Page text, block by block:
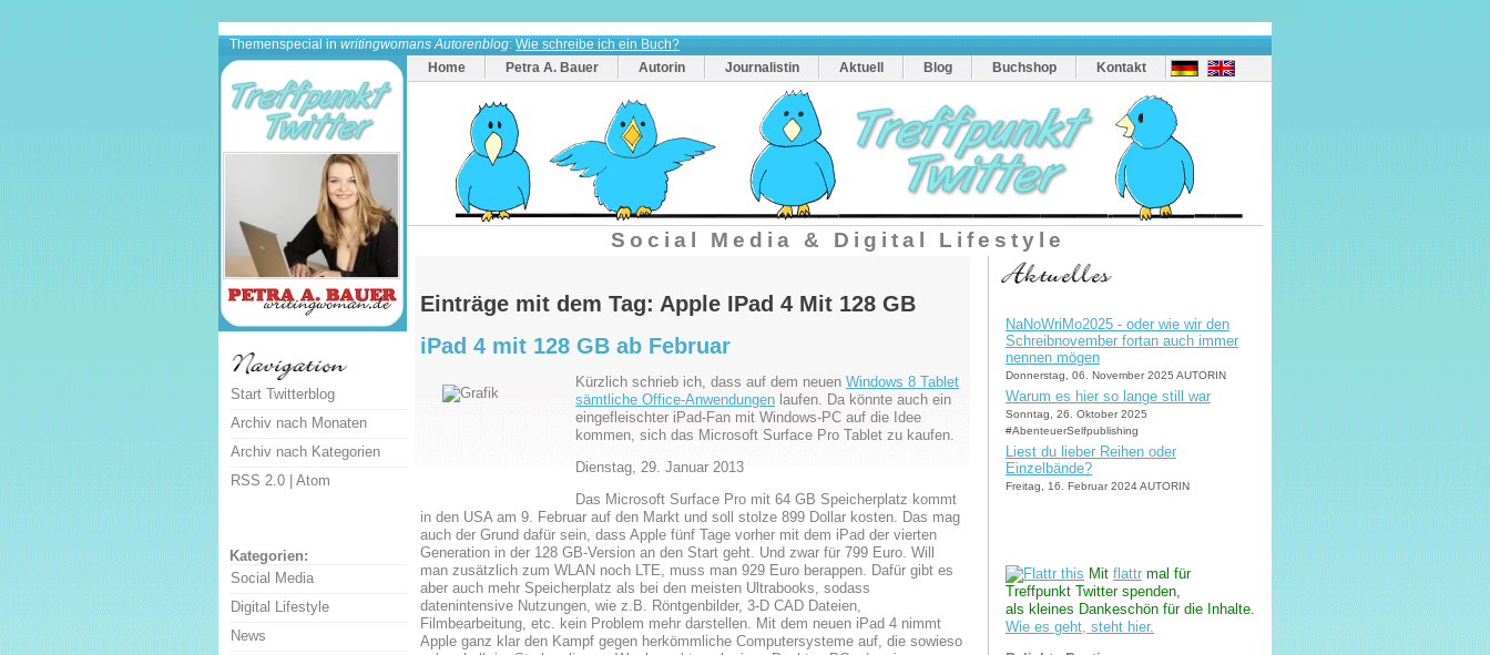
Themenspecial in writingwomans Autorenblog: Wie schreibe ich ein Buch?
Home
Petra A. Bauer Autorin Journalistin Aktuell Blog Buchshop Kontakt
Social Media & Digital Lifestyle
Einträge mit dem Tag: Apple IPad 4 Mit 128 GB
iPad 4 mit 128 GB ab Februar
Kürzlich schrieb ich, dass auf dem neuen Windows 8 Tablet
sämtliche Office-Anwendungen laufen. Da könnte auch ein
eingefleischter iPad-Fan mit Windows-PC auf die Idee
kommen, sich das Microsoft Surface Pro Tablet zu kaufen.
Dienstag, 29. Januar 2013
Das Microsoft Surface Pro mit 64 GB Speicherplatz kommt
in den USA am 9. Februar auf den Markt und soll stolze 899 Dollar kosten. Das mag
auch der Grund dafür sein, dass Apple fünf Tage vorher mit dem iPad der vierten
Generation in der 128 GB-Version an den Start geht. Und zwar für 799 Euro. Will
man zusätzlich zum WLAN noch LTE, muss man 929 Euro berappen. Dafür gibt es
aber auch mehr Speicherplatz als bei den meisten Ultrabooks, sodass
datenintensive Nutzungen, wie z.B. Röntgenbilder, 3-D CAD Dateien,
Filmbearbeitung, etc. kein Problem mehr darstellen. Mit dem neuen iPad 4 nimmt
Apple ganz klar den Kampf gegen herkömmliche Computersysteme auf, die sowieso
NaNoWriMo2025 - oder wie wir den
Schreibnovember fortan auch immer
nennen mögen
Donnerstag, 06. November 2025 AUTORIN
Warum es hier so lange still war
Sonntag, 26. Oktober 2025
#AbenteuerSelfpublishing
Liest du lieber Reihen oder
Einzelbände?
Freitag, 16. Februar 2024 AUTORIN
Mit flattr mal für
Treffpunkt Twitter spenden,
als kleines Dankeschön für die Inhalte.
Wie es geht, steht hier.
Start Twitterblog
Archiv nach Monaten
Archiv nach Kategorien
RSS 2.0 | Atom
Kategorien:
Social Media
Digital Lifestyle
News